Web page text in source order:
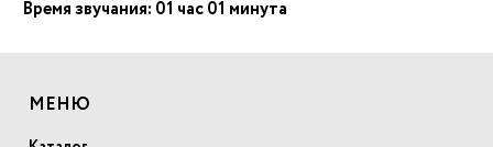
Время звучания: 01 час 01 минута
МЕНЮ